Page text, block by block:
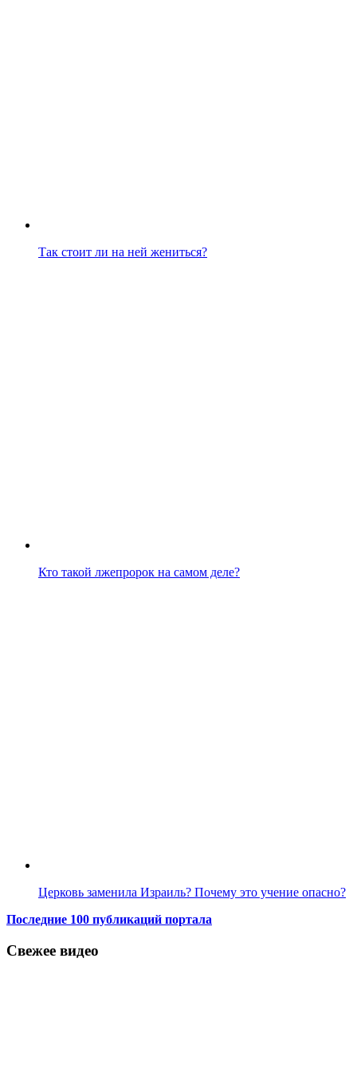
Так стоит ли на ней жениться?
Кто такой лжепророк на самом деле?
Церковь заменила Израиль? Почему это учение опасно?
Последние 100 публикаций портала
Свежее видео